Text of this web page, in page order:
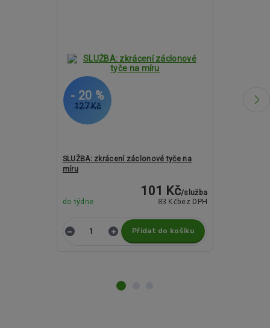
127 Kč
- 20 %
SLUŽBA: zkrácení záclonové tyče na
míru
101 Kč/služba
83 Kč bez DPH
do týdne
Přidat do košíku
1 981 Kč
- 21 %